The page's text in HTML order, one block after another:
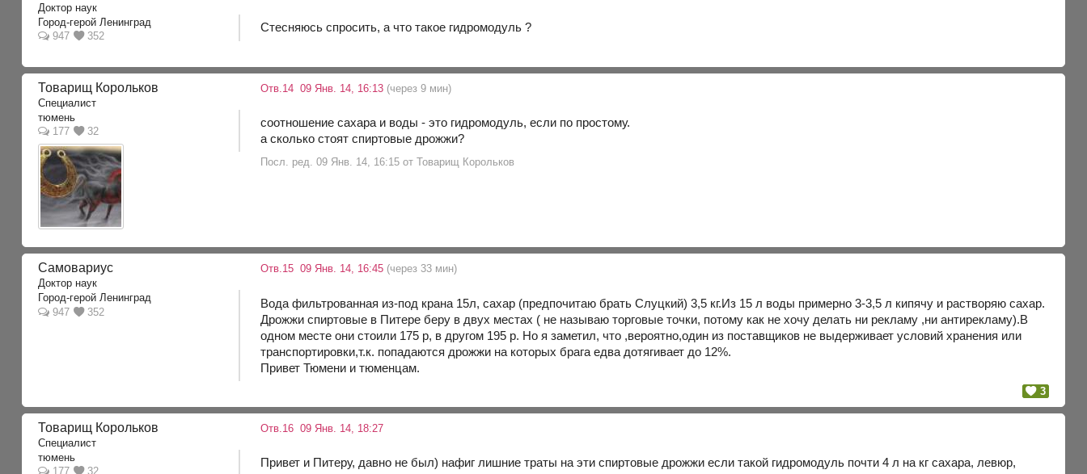
Доктор наук
Город-герой Ленинград
947
352
Стесняюсь спросить, а что такое гидромодуль ?
Товарищ Корольков
Специалист
тюмень
177
32
Отв.14 09 Янв. 14, 16:13 (через 9 мин)
соотношение сахара и воды - это гидромодуль, если по простому.
а сколько стоят спиртовые дрожжи?
Посл. ред. 09 Янв. 14, 16:15 от Товарищ Корольков
Самовариус
Доктор наук
Город-герой Ленинград
947
352
Отв.15 09 Янв. 14, 16:45 (через 33 мин)
Вода фильтрованная из-под крана 15л, сахар (предпочитаю брать Слуцкий) 3,5 кг.Из 15 л воды примерно 3-3,5 л кипячу и растворяю сахар.
Дрожжи спиртовые в Питере беру в двух местах ( не называю торговые точки, потому как не хочу делать ни рекламу ,ни антирекламу).В
одном месте они стоили 175 р, в другом 195 р. Но я заметил, что ,вероятно,один из поставщиков не выдерживает условий хранения или
транспортировки,т.к. попадаются дрожжи на которых брага едва дотягивает до 12%.
Привет Тюмени и тюменцам.
3
Товарищ Корольков
Специалист
тюмень
177
32
Отв.16 09 Янв. 14, 18:27
Привет и Питеру, давно не был) нафиг лишние траты на эти спиртовые дрожжи если такой гидромодуль почти 4 л на кг сахара, левюр,